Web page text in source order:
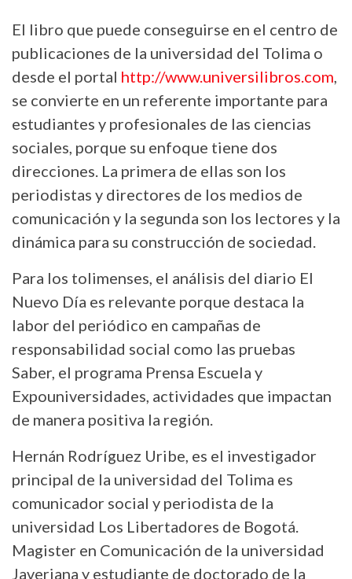
El libro que puede conseguirse en el centro de
publicaciones de la universidad del Tolima o
desde el portal http://www.universilibros.com,
se convierte en un referente importante para
estudiantes y profesionales de las ciencias
sociales, porque su enfoque tiene dos
direcciones. La primera de ellas son los
periodistas y directores de los medios de
comunicación y la segunda son los lectores y la
dinámica para su construcción de sociedad.
Para los tolimenses, el análisis del diario El
Nuevo Día es relevante porque destaca la
labor del periódico en campañas de
responsabilidad social como las pruebas
Saber, el programa Prensa Escuela y
Expouniversidades, actividades que impactan
de manera positiva la región.
Hernán Rodríguez Uribe, es el investigador
principal de la universidad del Tolima es
comunicador social y periodista de la
universidad Los Libertadores de Bogotá.
Magister en Comunicación de la universidad
Javeriana y estudiante de doctorado de la